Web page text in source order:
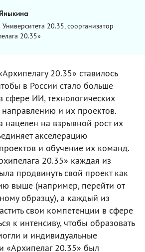
Университета 20.35, соорганизатор
20.35»
20.35» ставилось
в России стало больше
сфере ИИ, технологических
и их проектов.
нацелен на взрывной рост их
акселерацию
и обучение их команд.
20.35» каждая из
продвинуть свой проект как
выше (например, перейти от
образцу), а каждый из
свои компетенции в сфере
к интенсиву, чтобы образовать
и индивидуальные
«Архипелаг 20.35» был